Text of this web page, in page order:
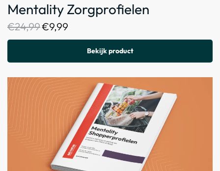
Mentality Zorgprofielen
€24,99€9,99
Bekijk product